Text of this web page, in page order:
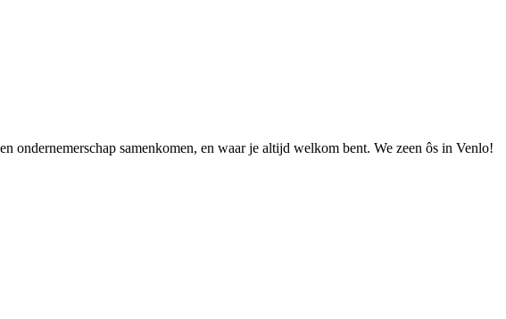
ondernemerschap samenkomen, en waar je altijd welkom bent. We zeen ôs in Venlo!